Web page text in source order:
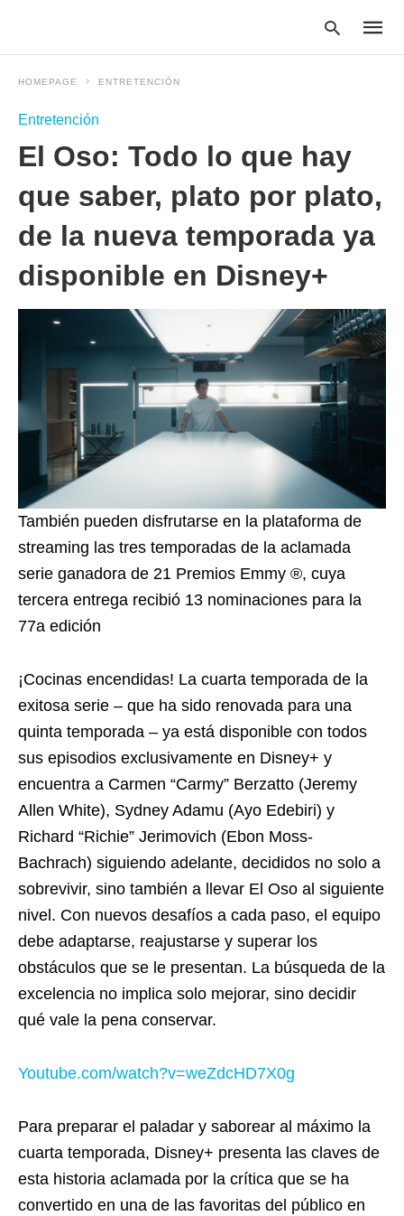
and
hit
enter:
HOMEPAGE ENTRETENCIÓN
Entretención
El Oso: Todo lo que hay
que saber, plato por plato,
de la nueva temporada ya
disponible en Disney+
También pueden disfrutarse en la plataforma de
streaming las tres temporadas de la aclamada
serie ganadora de 21 Premios Emmy ®, cuya
tercera entrega recibió 13 nominaciones para la
77a edición
¡Cocinas encendidas! La cuarta temporada de la
exitosa serie – que ha sido renovada para una
quinta temporada – ya está disponible con todos
sus episodios exclusivamente en Disney+ y
encuentra a Carmen “Carmy” Berzatto (Jeremy
Allen White), Sydney Adamu (Ayo Edebiri) y
Richard “Richie” Jerimovich (Ebon Moss-
Bachrach) siguiendo adelante, decididos no solo a
sobrevivir, sino también a llevar El Oso al siguiente
nivel. Con nuevos desafíos a cada paso, el equipo
debe adaptarse, reajustarse y superar los
obstáculos que se le presentan. La búsqueda de la
excelencia no implica solo mejorar, sino decidir
qué vale la pena conservar.
Youtube.com/watch?v=weZdcHD7X0g
Para preparar el paladar y saborear al máximo la
cuarta temporada, Disney+ presenta las claves de
esta historia aclamada por la crítica que se ha
convertido en una de las favoritas del público en